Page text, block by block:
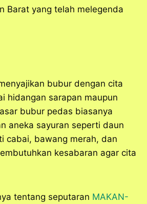
Barat yang telah melegenda
bubur dengan cita
hidangan sarapan maupun
bubur pedas biasanya
aneka sayuran seperti daun
cabai, bawang merah, dan
kesabaran agar cita
tentang seputaran MAKAN-